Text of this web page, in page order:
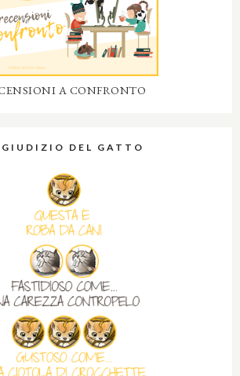
A CONFRONTO
DEL GATTO